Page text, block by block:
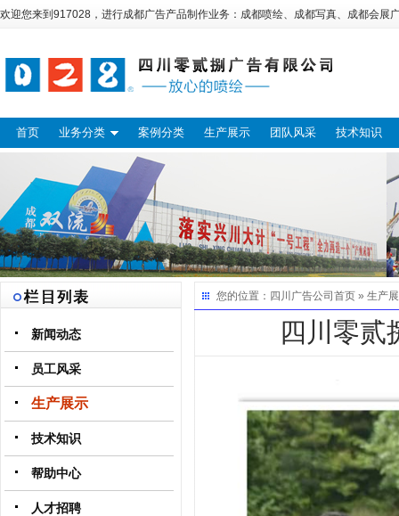
欢迎您来到917028，进行成都广告产品制作业务： 成都喷绘、 成都写真、 成都会展
首页 业务分类 案例分类 生产展示 团队风采 技术知识
新闻动态
员工风采
生产展示
技术知识
帮助中心
人才招聘
您的位置： 四川广告公司 首页 » 生产
四川零贰